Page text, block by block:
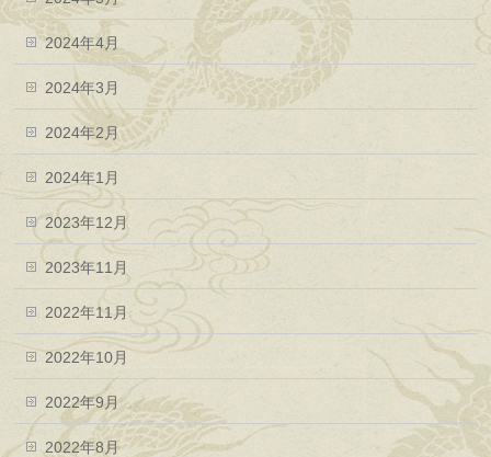
2024年4月
2024年3月
2024年2月
2024年1月
2023年12月
2023年11月
2022年11月
2022年10月
2022年9月
2022年8月